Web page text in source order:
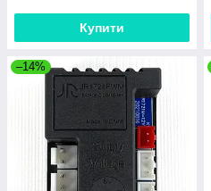
Купити
–14%